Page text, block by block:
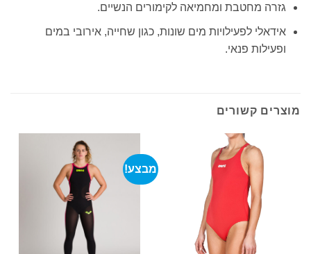
גזרה מחטבת ומחמיאה לקימורים הנשיים.
אידאלי לפעילויות מים שונות, כגון שחייה, אירובי במים
ופעילות פנאי.
מוצרים קשורים
מבצע!